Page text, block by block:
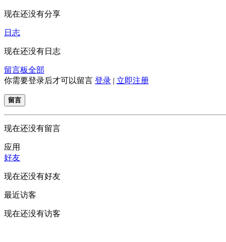
现在还没有分享
日志
现在还没有日志
留言板全部
你需要登录后才可以留言 登录 | 立即注册
留言
现在还没有留言
应用
好友
现在还没有好友
最近访客
现在还没有访客